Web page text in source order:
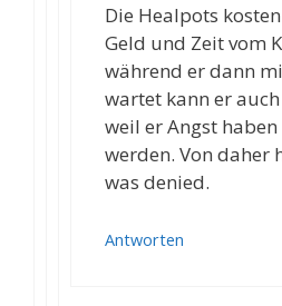
Die Healpots
Geld und Zeit vom
während er dann
wartet kann er
weil er Angst
werden. Von daher
was denied.
Antworten